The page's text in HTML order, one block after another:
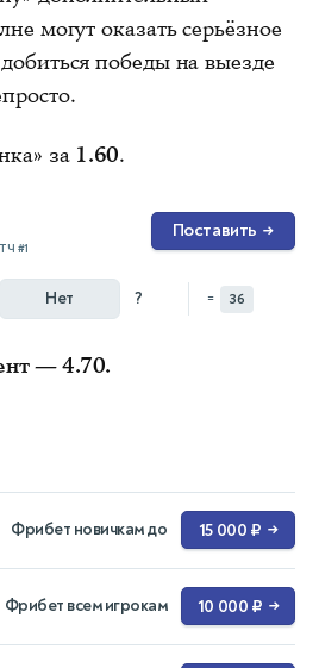
могут оказать серьёзное
победы на выезде
за 1.60.
#1
Поставить →
Нет ? = 36
— 4.70.
Фрибет новичкам до 15 000 ₽ →
Фрибет всем игрокам 10 000 ₽ →